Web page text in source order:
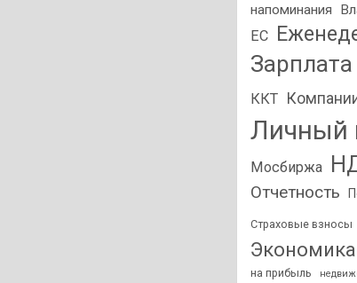
напоминания
ЕС
ККТ
Личный
Мосбиржа
Отчетность
Страховые взносы
Экономика
на прибыль